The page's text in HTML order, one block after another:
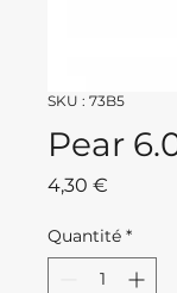
SKU : 73B5
Pear
4,30 €
Quantité *